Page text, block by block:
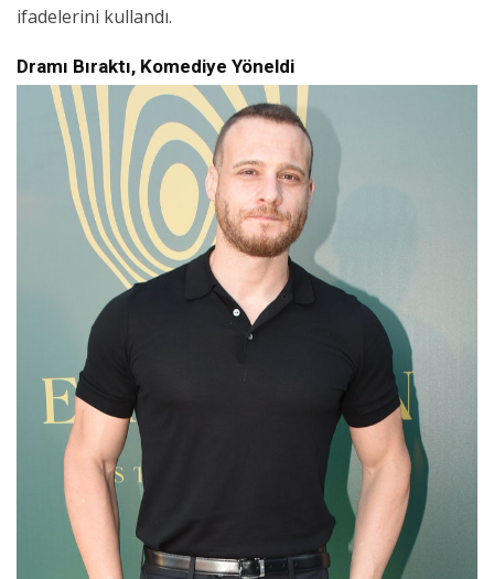
ifadelerini kullandı.
Dramı Bıraktı, Komediye Yöneldi